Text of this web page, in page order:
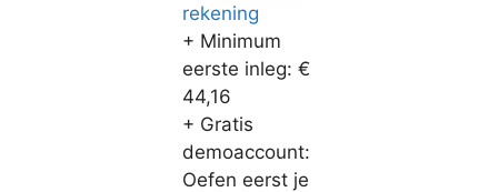
rekening
+ Minimum
eerste inleg: €
44,16
+ Gratis
demoaccount:
Oefen eerst je